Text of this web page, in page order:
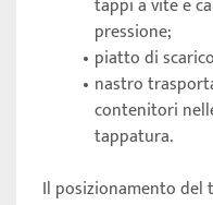
pressione;
piatto di
nastro
contenitori
tappatura.
Il posizionamento